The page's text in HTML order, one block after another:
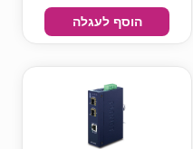
הוסף לעגלה